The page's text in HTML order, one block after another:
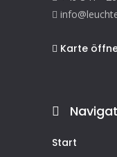
Karte
Start